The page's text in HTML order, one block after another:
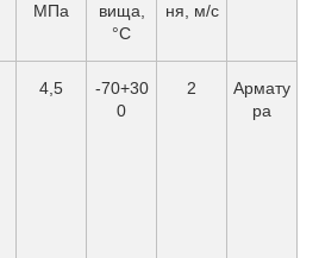
МПа
вища,
°С
ня, м/с
4,5
-70+30
0
2
Армату
ра